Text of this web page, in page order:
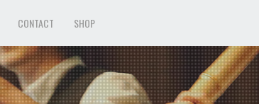
CONTACT SHOP